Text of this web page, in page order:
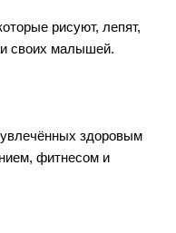
рисуют, лепят,
и своих малышей.
здоровым
фитнесом и